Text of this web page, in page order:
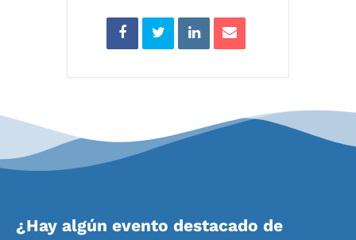
¿Hay algún evento destacado de